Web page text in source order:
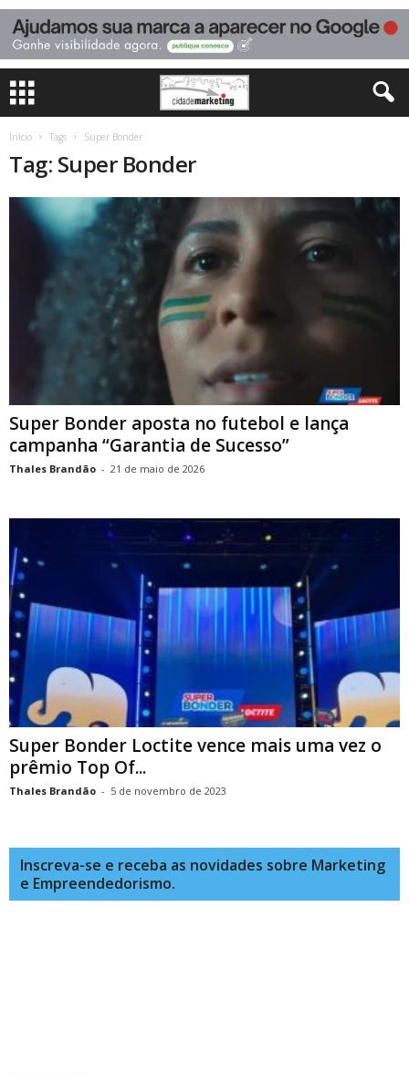
Início Tags Super Bonder
Tag: Super Bonder
Super Bonder aposta no futebol e lança
campanha “Garantia de Sucesso”
Thales Brandão - 21 de maio de 2026
Super Bonder Loctite vence mais uma vez o
prêmio Top Of...
Thales Brandão - 5 de novembro de 2023
Inscreva-se e receba as novidades sobre Marketing
e Empreendedorismo.